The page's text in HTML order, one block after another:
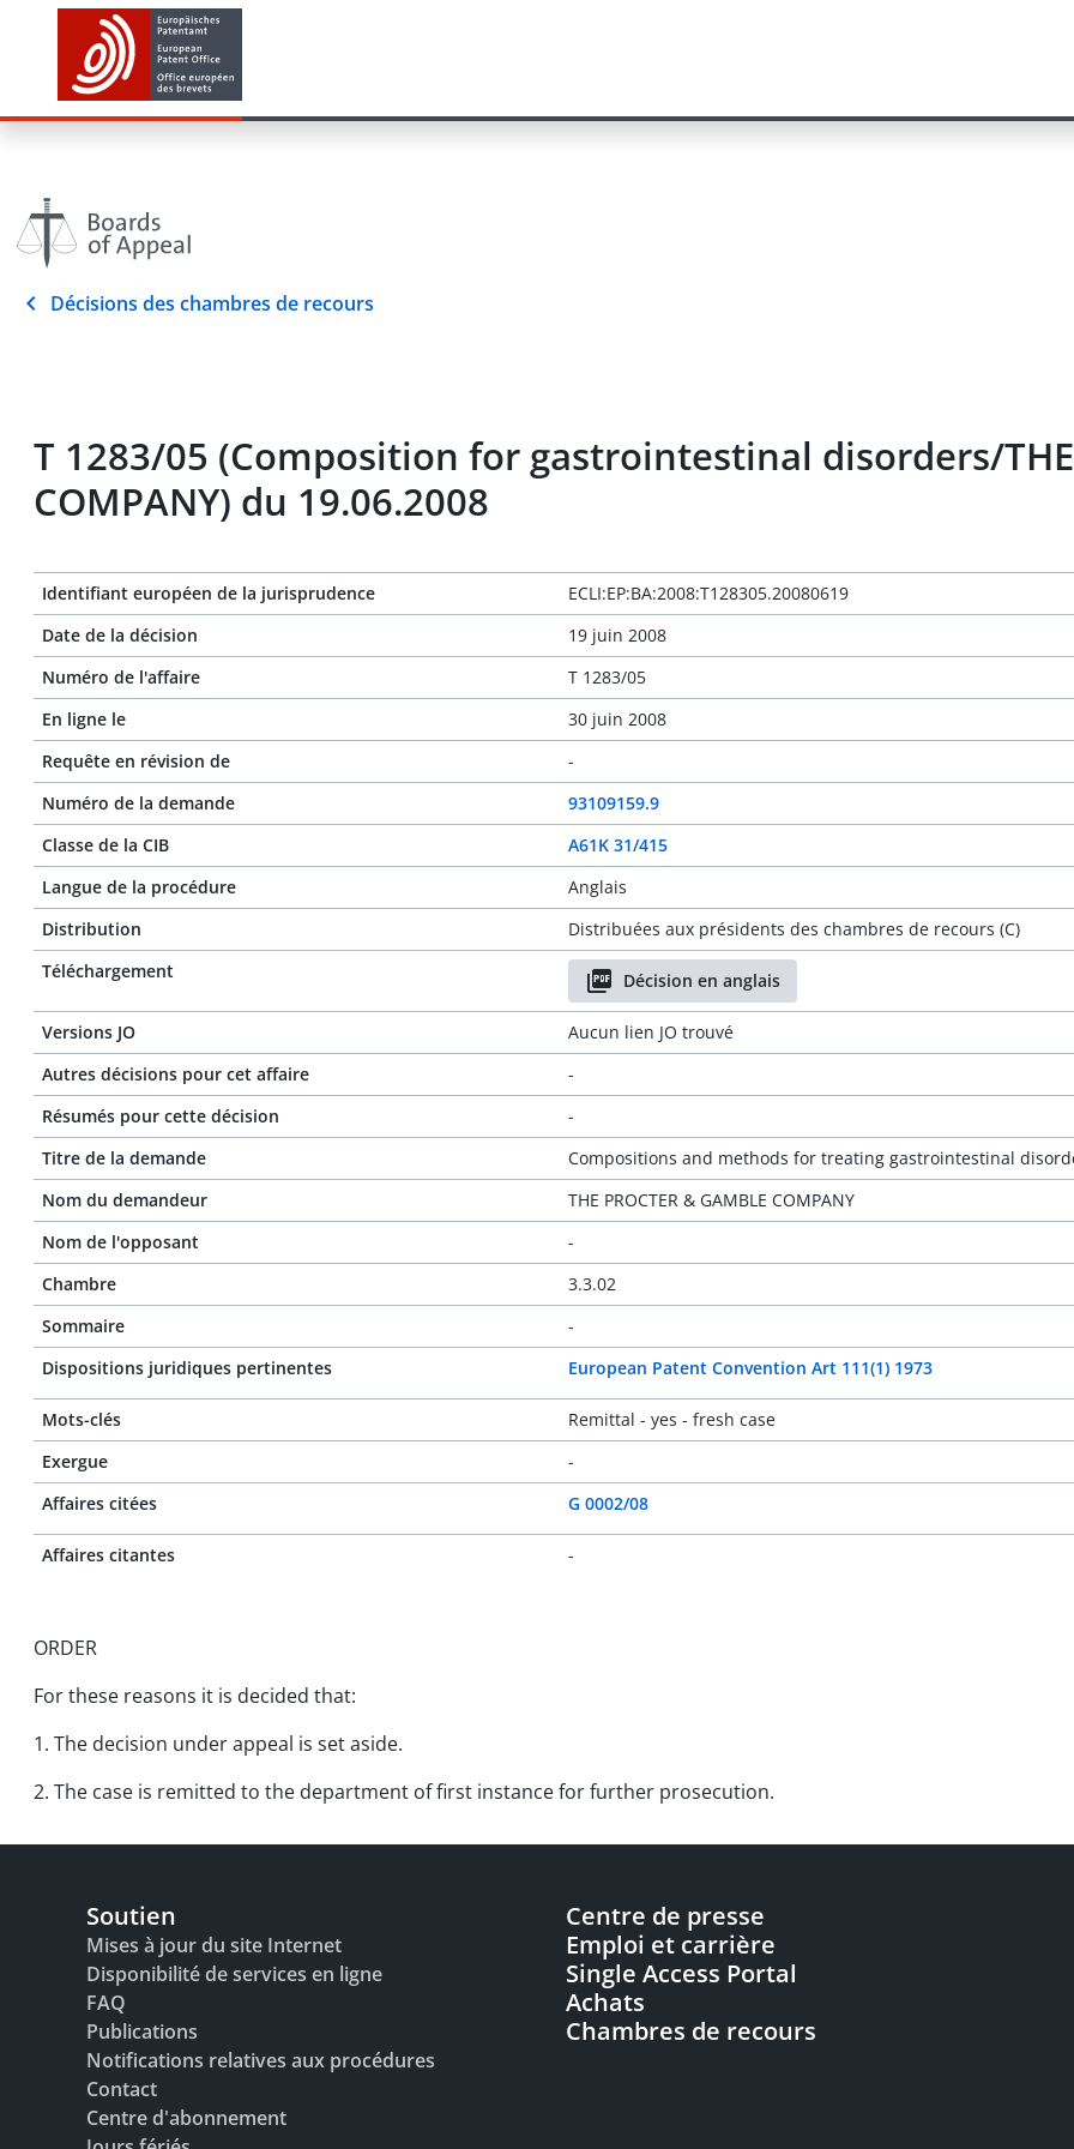
Décisions des chambres de recours
T 1283/05 (Composition for gastrointestinal disorders/THE
COMPANY) du 19.06.2008
Identifiant européen de la jurisprudence
ECLI:EP:BA:2008:T128305.20080619
Date de la décision
19 juin 2008
Numéro de l'affaire
T 1283/05
En ligne le
30 juin 2008
Requête en révision de
-
Numéro de la demande
93109159.9
Classe de la CIB
A61K 31/415
Langue de la procédure
Anglais
Distribution
Distribuées aux présidents des chambres de recours (C)
Téléchargement
Décision en anglais
Versions JO
Aucun lien JO trouvé
Autres décisions pour cet affaire
-
Résumés pour cette décision
-
Titre de la demande
Compositions and methods for treating gastrointestinal
Nom du demandeur
THE PROCTER & GAMBLE COMPANY
Nom de l'opposant
-
Chambre
3.3.02
Sommaire
-
Dispositions juridiques pertinentes
European Patent Convention Art 111(1) 1973
Mots-clés
Remittal - yes - fresh case
Exergue
-
Affaires citées
G 0002/08
Affaires citantes -
ORDER
For these reasons it is decided that:
1. The decision under appeal is set aside.
2. The case is remitted to the department of first instance for further prosecution.
Soutien
Mises à jour du site Internet
Disponibilité de services en ligne
FAQ
Publications
Notifications relatives aux procédures
Contact
Centre d'abonnement
Centre de presse
Emploi et carrière
Single Access Portal
Achats
Chambres de recours